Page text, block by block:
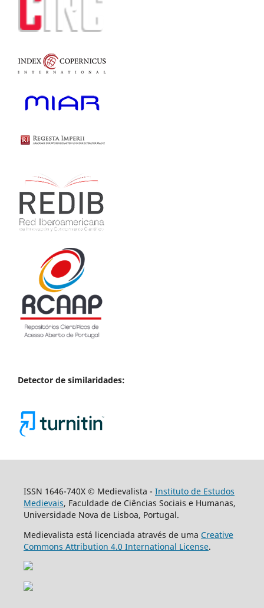
Detector de similaridades:
ISSN 1646-740X © Medievalista - Instituto de Estudos
Medievais, Faculdade de Ciências Sociais e Humanas,
Universidade Nova de Lisboa, Portugal.
Medievalista está licenciada através de uma Creative
Commons Attribution 4.0 International License.